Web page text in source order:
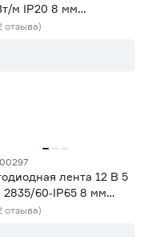
14,4
м IP20 8 мм
свет 5 м
отзыва)
лента 12 В 5
2835/60‑IP65 8 мм
5 м Geniled
отзыва)